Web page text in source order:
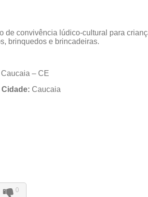
de convivência lúdico-cultural para
brinquedos e brincadeiras.
– CE
Cidade: Caucaia
0